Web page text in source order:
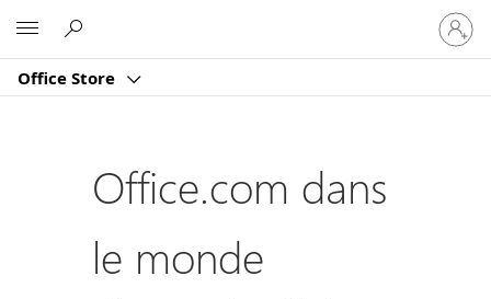
Office Store
vous
à
compte
Office.com dans
le monde